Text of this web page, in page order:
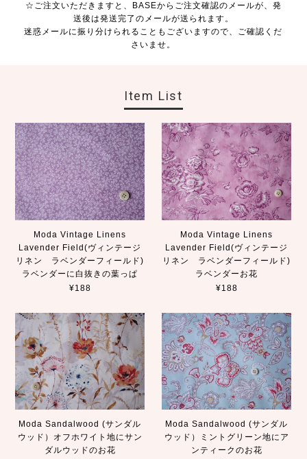
☆ご注文いただきますと、BASEからご注文確認のメールが、発
送後は発送完了のメールが送られます。
迷惑メールに振り分けられることもございますので、ご確認くだ
さいませ。
Item List
Moda Vintage Linens
Lavender Field(ヴィンテージ
リネン ラベンダーフィールド)
ラベンダーに白抜きの葉っぱ
¥188
Moda Vintage Linens
Lavender Field(ヴィンテージ
リネン ラベンダーフィールド)
ラベンダーお花
¥188
Moda Sandalwood (サンダル
ウッド）オフホワイト地にサン
ダルウッドのお花
Moda Sandalwood (サンダル
ウッド）ミントグリーン地にア
ンティークのお花